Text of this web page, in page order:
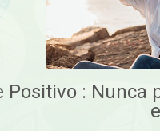
Positivo : Nunca